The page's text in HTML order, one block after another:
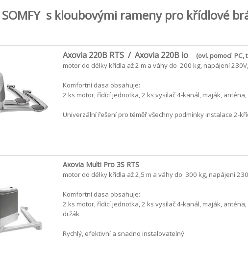
SOMFY s kloubovými rameny pro křídlové
Axovia 220B RTS / Axovia 220B io
(ovl. pomocí PC,
motor do délky křídla až 2 m a váhy do 200 kg, napájení
Komfortní dasa obsahuje:
2 ks motor, řídící jednotka, 2 ks vysílač 4-kanál, maják,
Univerzální řešení pro téměř všechny podmínky instalace 2-
Axovia Multi Pro 3S RTS
motor do délky křídla až 2,5 m a váhy do 300 kg, napájení
Komfortní dasa obsahuje:
2 ks motor, řídící jednotka, 2 ks vysílač 4-kanál, maják,
držák
Rychlý, efektivní a snadno instalovatelný